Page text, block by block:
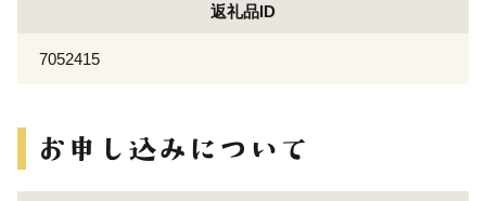
返礼品ID
7052415